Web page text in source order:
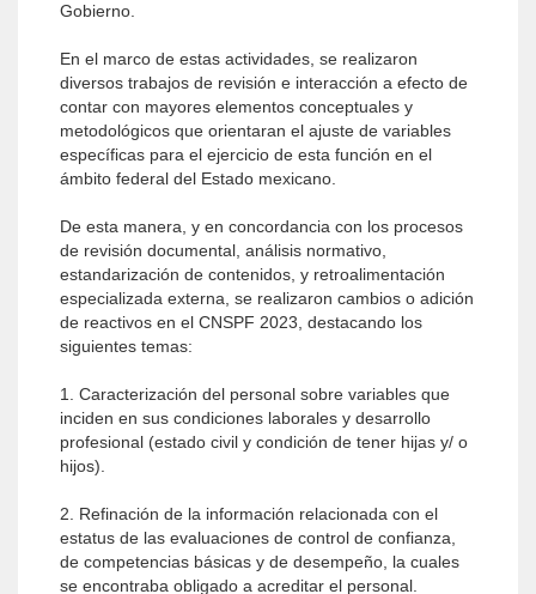
Gobierno.
En el marco de estas actividades, se realizaron
diversos trabajos de revisión e interacción a efecto de
contar con mayores elementos conceptuales y
metodológicos que orientaran el ajuste de variables
específicas para el ejercicio de esta función en el
ámbito federal del Estado mexicano.
De esta manera, y en concordancia con los procesos
de revisión documental, análisis normativo,
estandarización de contenidos, y retroalimentación
especializada externa, se realizaron cambios o adición
de reactivos en el CNSPF 2023, destacando los
siguientes temas:
1. Caracterización del personal sobre variables que
inciden en sus condiciones laborales y desarrollo
profesional (estado civil y condición de tener hijas y/ o
hijos).
2. Refinación de la información relacionada con el
estatus de las evaluaciones de control de confianza,
de competencias básicas y de desempeño, la cuales
se encontraba obligado a acreditar el personal.